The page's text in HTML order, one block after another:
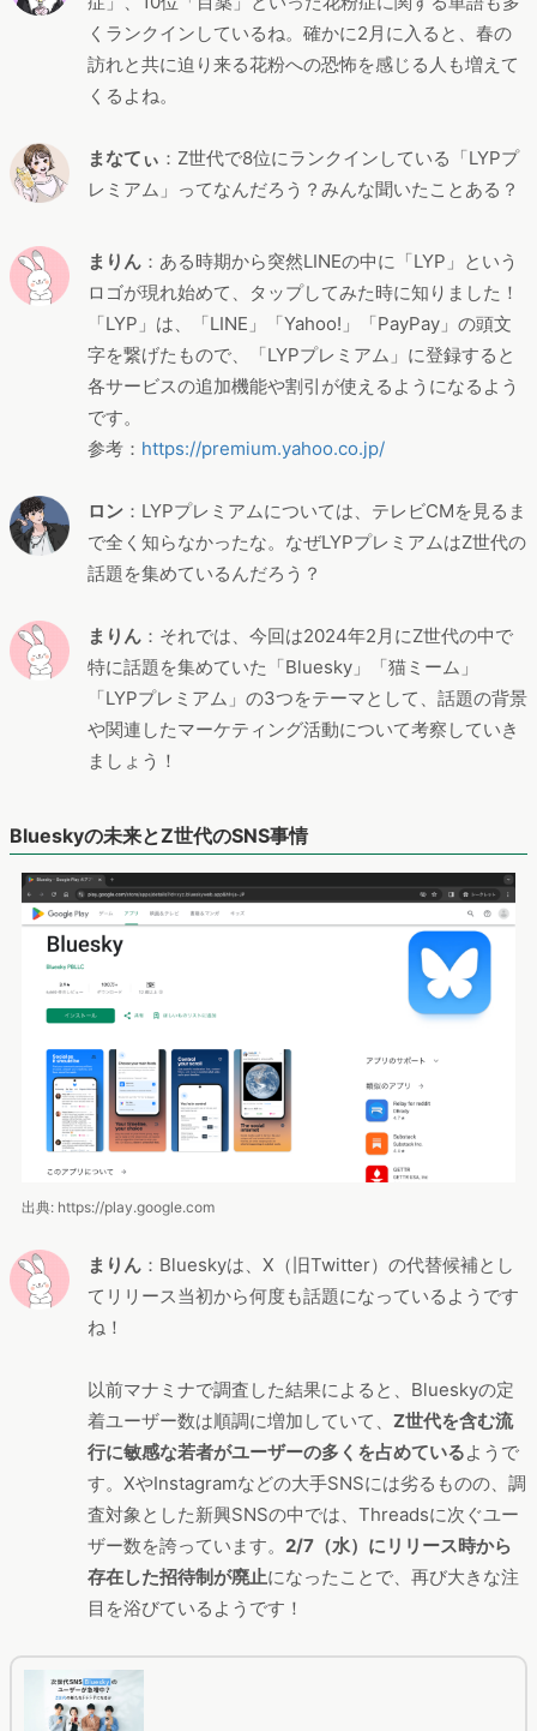
くランクインしているね。確かに2月に入ると、春の
訪れと共に迫り来る花粉への恐怖を感じる人も増えて
くるよね。
まなてぃ ：Z世代で8位にランクインしている「LYPプ
レミアム」ってなんだろう？みんな聞いたことある？
まりん ：ある時期から突然LINEの中に「LYP」という
ロゴが現れ始めて、タップしてみた時に知りました！
「LYP」は、「LINE」「Yahoo!」「PayPay」の頭文
字を繋げたもので、「LYPプレミアム」に登録すると
各サービスの追加機能や割引が使えるようになるよう
です。
参考： https://premium.yahoo.co.jp/
ロン ：LYPプレミアムについては、テレビCMを見るま
で全く知らなかったな。なぜLYPプレミアムはZ世代の
話題を集めているんだろう？
まりん ：それでは、今回は2024年2月にZ世代の中で
特に話題を集めていた「Bluesky」「猫ミーム」
「LYPプレミアム」の3つをテーマとして、話題の背景
や関連したマーケティング活動について考察していき
ましょう！
Blueskyの未来とZ世代のSNS事情
出典: https://play.google.com
まりん ：Blueskyは、X（旧Twitter）の代替候補とし
てリリース当初から何度も話題になっているようです
ね！
以前マナミナで調査した結果によると、Blueskyの定
着ユーザー数は順調に増加していて、 Z世代を含む流
行に敏感な若者がユーザーの多くを占めているようで
す。XやInstagramなどの大手SNSには劣るものの、調
査対象とした新興SNSの中では、Threadsに次ぐユー
ザー数を誇っています。 2/7（水）にリリース時から
存在した招待制が廃止になったことで、再び大きな注
目を浴びているようです！